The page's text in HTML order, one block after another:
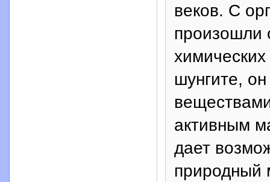
веков. С
произошли
шунгите,
активным
дает
природный